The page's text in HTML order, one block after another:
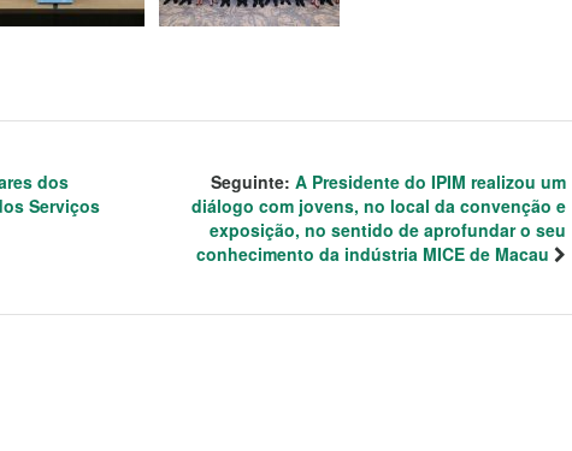
dos
Serviços
Seguinte: A Presidente do IPIM realizou um
diálogo com jovens, no local da convenção e
exposição, no sentido de aprofundar o seu
conhecimento da indústria MICE de Macau